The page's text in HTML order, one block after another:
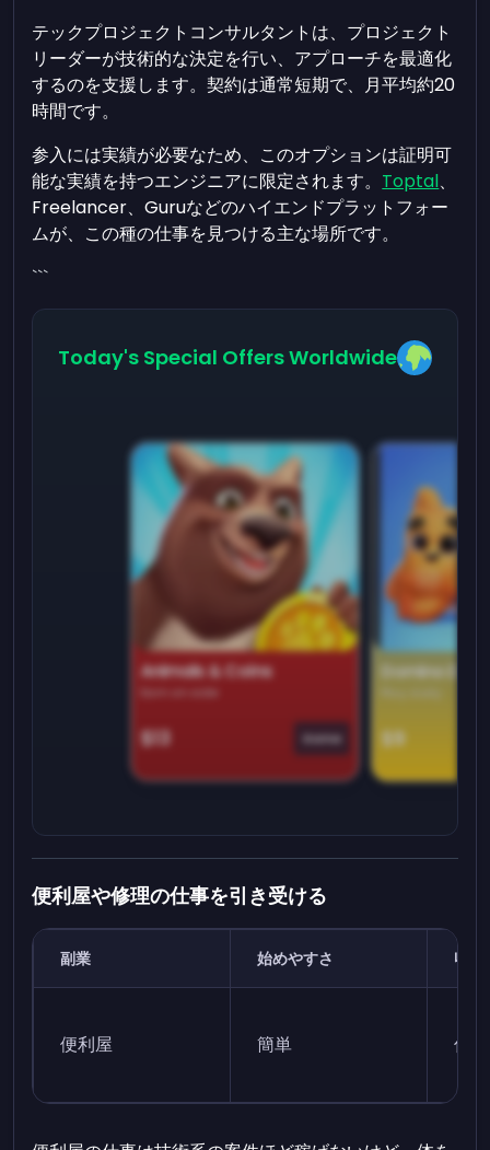
テックプロジェクトコンサルタントは、プロジェクト
リーダーが技術的な決定を行い、アプローチを最適化
するのを支援します。契約は通常短期で、月平均約20
時間です。
参入には実績が必要なため、このオプションは証明可
能な実績を持つエンジニアに限定されます。 Toptal、
Freelancer、Guruなどのハイエンドプラットフォー
ムが、この種の仕事を見つける主な場所です。
```
Today's Special Offers Worldwide
Animals & Coins
Earn on side
$13 Game
Domino
$9
便利屋や修理の仕事を引き受ける
副業 始めやすさ 収益
便利屋 簡単 低